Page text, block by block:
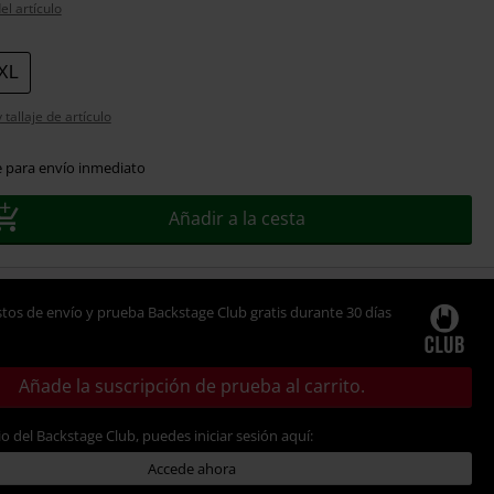
artículo
tallaje de artículo
para envío inmediato
Añadir a la cesta
de envío y prueba Backstage Club gratis durante 30 días
Añade la suscripción de prueba al carrito.
del Backstage Club, puedes iniciar sesión aquí:
Accede ahora